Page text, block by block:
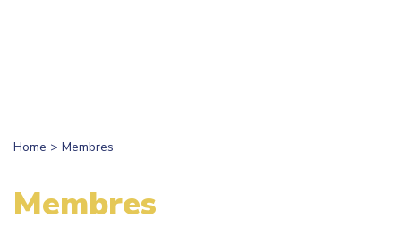
Home > Membres
Membres